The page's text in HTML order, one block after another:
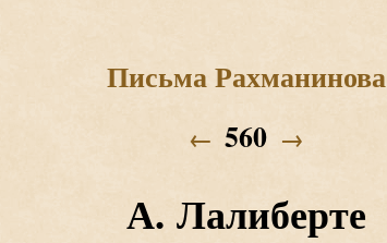
Письма Рахманинова
← 560 →
А. Лалиберте